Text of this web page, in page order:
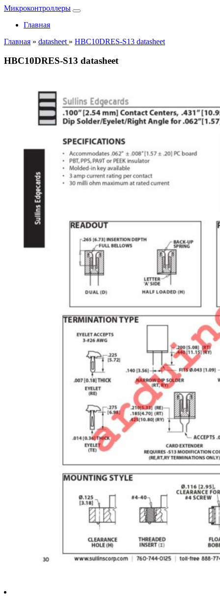
Микроконтроллеры
Главная
Главная » datasheet » HBC10DRES-S13 datasheet
HBC10DRES-S13 datasheet